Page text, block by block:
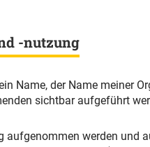
-nutzung
Name, der Name meiner
sichtbar aufgeführt
aufgenommen werden